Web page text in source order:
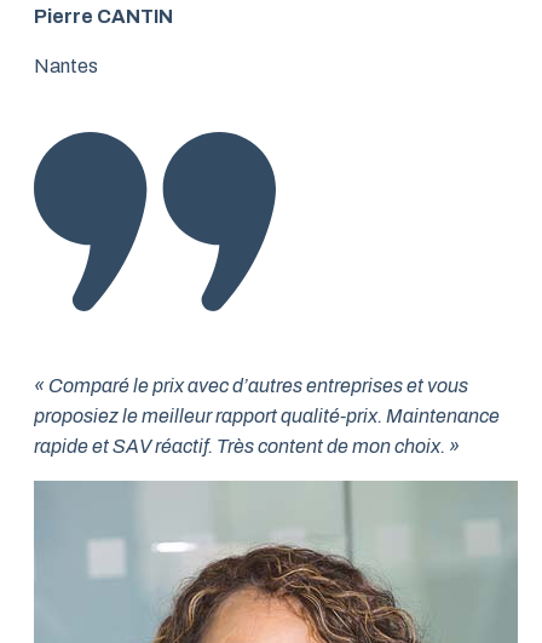
Pierre CANTIN
Nantes
« Comparé le prix avec d’autres entreprises et vous
proposiez le meilleur rapport qualité-prix. Maintenance
rapide et SAV réactif. Très content de mon choix. »